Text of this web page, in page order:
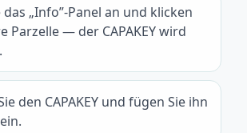
das „Info”-Panel an und klicken
Parzelle — der CAPAKEY wird
den CAPAKEY und fügen Sie ihn